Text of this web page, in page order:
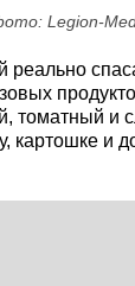
Legion-
реально
томатный и
картошке и